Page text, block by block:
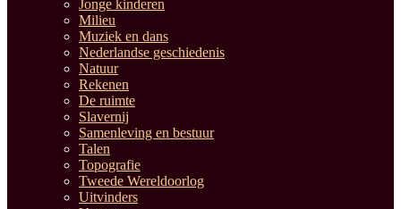
Jonge kinderen
Milieu
Muziek en dans
Nederlandse geschiedenis
Natuur
Rekenen
De ruimte
Slavernij
Samenleving en bestuur
Talen
Topografie
Tweede Wereldoorlog
Uitvinders